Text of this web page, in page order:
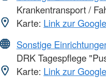
Krankentransport /
Karte: Link zur
Sonstige
DRK Tagespflege
Karte: Link zur